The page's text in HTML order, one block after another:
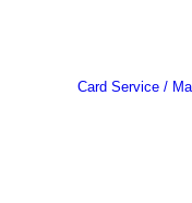
Card Service /